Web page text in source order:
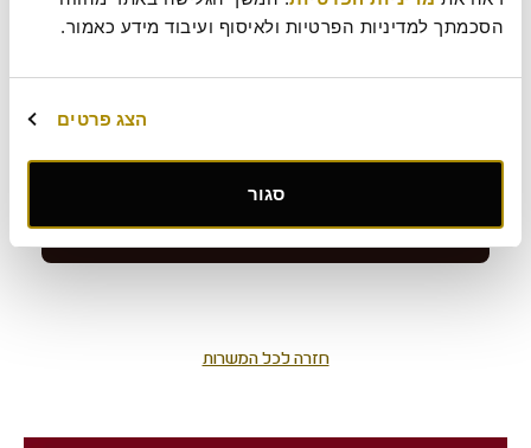
הסכמתך למדיניות הפרטיות ולאיסוף ועיבוד מידע כאמור.
הצג פרטים
סגור
עוד משהו נחמד שכדאי שנדע עלייך?
חזרה לכל המשרות